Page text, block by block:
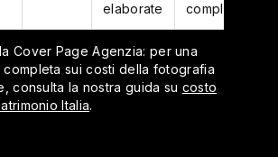
elaborate
completa
Cover Page Agenzia: per una
completa sui costi della fotografia
consulta la nostra guida su costo
Italia.